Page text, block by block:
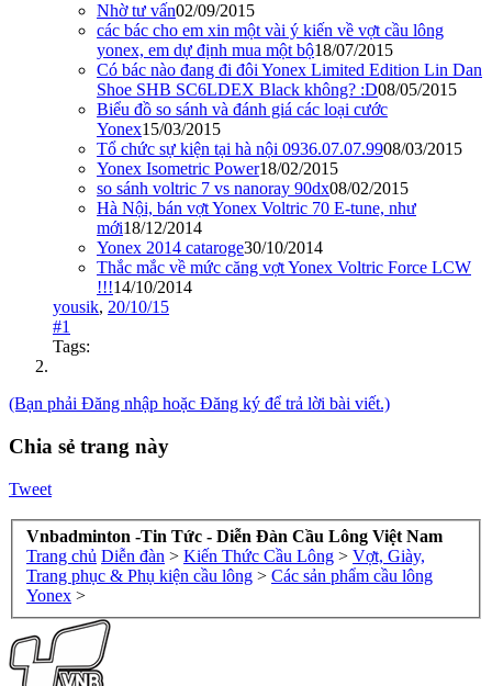
Nhờ tư vấn02/09/2015
các bác cho em xin một vài ý kiến về vợt cầu lông
yonex, em dự định mua một bộ18/07/2015
Có bác nào đang đi đôi Yonex Limited Edition Lin Dan
Shoe SHB SC6LDEX Black không? :D08/05/2015
Biểu đồ so sánh và đánh giá các loại cước
Yonex15/03/2015
Tổ chức sự kiện tại hà nội 0936.07.07.9908/03/2015
Yonex Isometric Power18/02/2015
so sánh voltric 7 vs nanoray 90dx08/02/2015
Hà Nội, bán vợt Yonex Voltric 70 E-tune, như
mới18/12/2014
Yonex 2014 cataroge30/10/2014
Thắc mắc về mức căng vợt Yonex Voltric Force LCW
!!!14/10/2014
yousik, 20/10/15
#1
Tags:
(Bạn phải Đăng nhập hoặc Đăng ký để trả lời bài viết.)
Chia sẻ trang này
Tweet
Vnbadminton -Tin Tức - Diễn Đàn Cầu Lông Việt Nam
Trang chủ Diễn đàn > Kiến Thức Cầu Lông > Vợt, Giày,
Trang phục & Phụ kiện cầu lông > Các sản phẩm cầu lông
Yonex >